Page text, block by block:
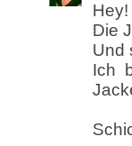
Hey!
Die
Und
Ich